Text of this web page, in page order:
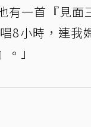
有一首『見面
8小時，連我
」